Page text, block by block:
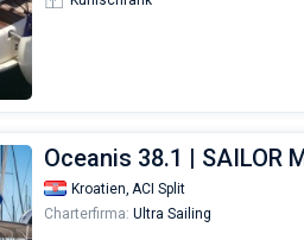
Oceanis 38.1 | SAILOR
Kroatien, ACI Split
Charterfirma: Ultra Sailing